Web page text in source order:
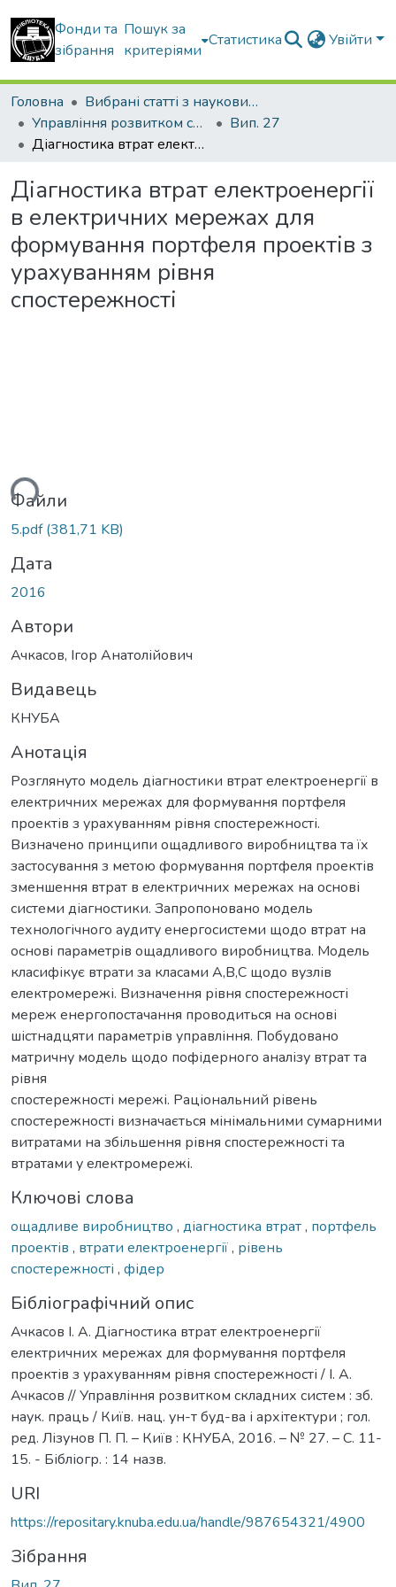
Фонди та
зібрання
Пошук за
критеріями
Статистика Увійти
Головна
Вибрані статті з наукових збірників КНУБА
Управління розвитком складних систем
Вип. 27
Діагностика втрат електроенергії в електричних мережах для формування портфеля проектів з урахуванням рівня спостережності
Діагностика втрат електроенергії
в електричних мережах для
формування портфеля проектів з
урахуванням рівня
спостережності
Файли
5.pdf(381,71 KB)
Дата
2016
Автори
Ачкасов, Ігор Анатолійович
Видавець
КНУБА
Анотація
Розглянуто модель діагностики втрат електроенергії в
електричних мережах для формування портфеля
проектів з урахуванням рівня спостережності.
Визначено принципи ощадливого виробництва та їх
застосування з метою формування портфеля проектів
зменшення втрат в електричних мережах на основі
системи діагностики. Запропоновано модель
технологічного аудиту енергосистеми щодо втрат на
основі параметрів ощадливого виробництва. Модель
класифікує втрати за класами А,В,С щодо вузлів
електромережі. Визначення рівня спостережності
мереж енергопостачання проводиться на основі
шістнадцяти параметрів управління. Побудовано
матричну модель щодо пофідерного аналізу втрат та
рівня
спостережності мережі. Раціональний рівень
спостережності визначається мінімальними сумарними
витратами на збільшення рівня спостережності та
втратами у електромережі.
Ключові слова
ощадливе виробництво , діагностика втрат, портфель
проектів , втрати електроенергії, рівень
спостережності , фідер
Бібліографічний опис
Ачкасов І. А. Діагностика втрат електроенергії
електричних мережах для формування портфеля
проектів з урахуванням рівня спостережності / І. А.
Ачкасов // Управління розвитком складних систем : зб.
наук. праць / Київ. нац. ун-т буд-ва і архітектури ; гол.
ред. Лізунов П. П. – Київ : КНУБА, 2016. – № 27. – С. 11-
15. - Бібліогр. : 14 назв.
URI
https://repositary.knuba.edu.ua/handle/987654321/4900
Зібрання